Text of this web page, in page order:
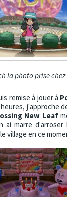
la photo prise
remise à jouer à
j'approche
New Leaf
ai marre
village en ce